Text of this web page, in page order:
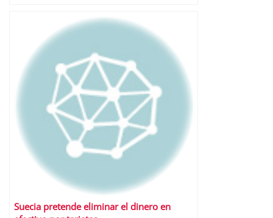
Suecia pretende eliminar el dinero en